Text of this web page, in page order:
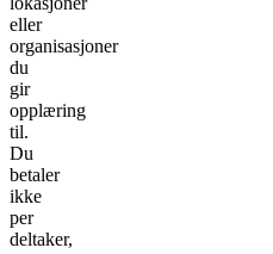
eller
organisasjoner
du
gir
opplæring
til.
Du
betaler
ikke
per
deltaker,